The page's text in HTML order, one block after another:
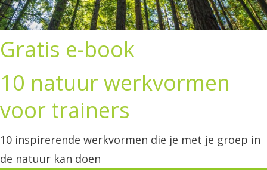
Gratis e-book
10 natuur werkvormen
voor trainers
10 inspirerende werkvormen die je met je groep in
de natuur kan doen